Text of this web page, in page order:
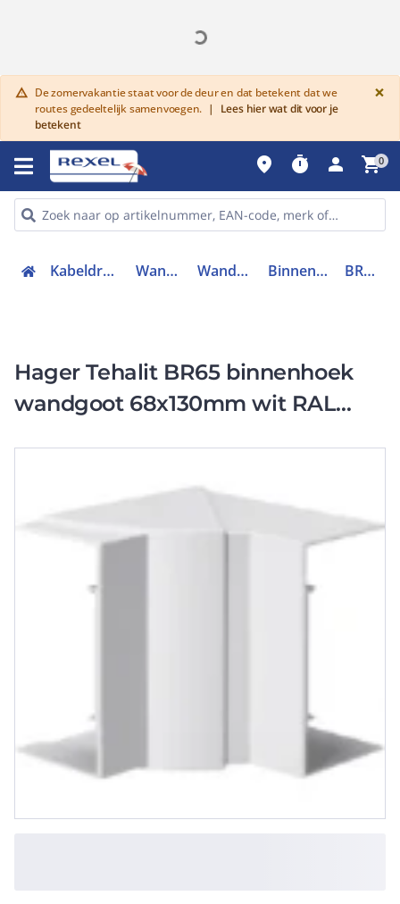
warning De zomervakantie staat voor de deur en dat betekent dat we
routes gedeeltelijk samenvoegen. |
Lees hier wat dit voor je
betekent
×
place timer person shopping_cart0
Kabeldraagsystemen en goten Wandgoten en zuilen Wandgoten hulpstukken Binnenhoekstuk wandgoot BR651304H9016
Hager Tehalit BR65 binnenhoek
wandgoot 68x130mm wit RAL